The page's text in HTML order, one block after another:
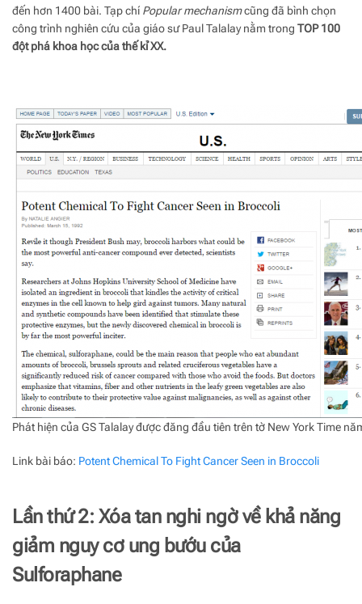
đến hơn 1400 bài. Tạp chí Popular mechanismcũng đã bình chọn
công trình nghiên cứu của giáo sư Paul Talalay nằm trong TOP 100
đột phá khoa học của thế kỉ XX.
Phát hiện của GS Talalay được đăng đầu tiên trên tờ New York Time
Link bài báo: Potent Chemical To Fight Cancer Seen in Broccoli
Lần thứ 2: Xóa tan nghi ngờ về khả năng
giảm nguy cơ ung bướu của
Sulforaphane